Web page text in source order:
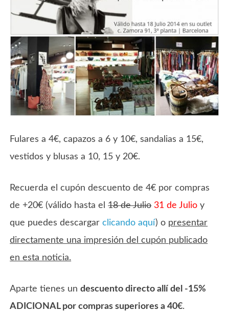
Fulares a 4€, capazos a 6 y 10€, sandalias a 15€,
vestidos y blusas a 10, 15 y 20€.
Recuerda el cupón descuento de 4€ por compras
de +20€ (válido hasta el18 de Julio 31 de Julio y
que puedes descargarclicando aquí) o presentar
directamente una impresión del cupón publicado
en esta noticia.
Aparte tienes undescuento directo allí del -15%
ADICIONAL por compras superiores a 40€.